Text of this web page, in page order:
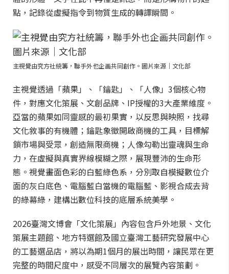
點，記錄從虛擬指令到物質生成的轉譯瞬間。
主視覺由究方社統籌，聯手外也企画共同創作。圖片來源｜文化部
主視覺透過「蘋果」、「鑰匙」、「人像」3個核心物
件，對應文化策展、文創品牌、IP授權的3大產業維度。
亞當的蘋果如同靈感的最初果實，以反思與映照，找尋
文化敘事的有機體；鑰匙象徵開啟商機的工具，目標解
鎖市場與受眾，創造無限商機；人像勾勒出靈魂與生命
力，在虛擬與真實界線模糊之際，展現豐沛的生命形
態。視覺畫面色彩的白藍綠色系，分別取自模擬數位介
面的灰白底色、電腦藍白當機的電腦藍、影視合成去背
的綠幕綠，建構出數位科技的底層系統美學。
2026臺灣文博會「文化策展」內容包含戶外地景、文化
策展主題館、地方特選館及國立臺灣工藝研究發展中心
的工藝選品店，將以為期1個月的展出時間，讓民眾在更
完整的時間尺度中，感受不同層次的展覽內容策劃。